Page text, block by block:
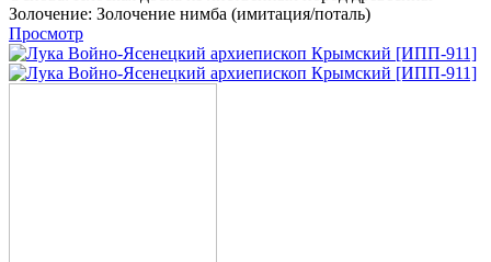
Золочение: Золочение нимба (имитация/поталь)
Просмотр